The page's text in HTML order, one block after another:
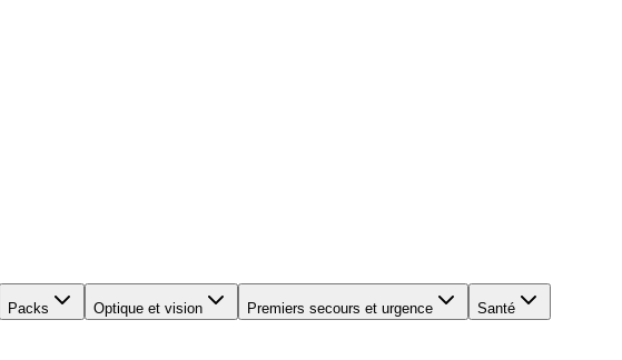
Packs Optique et vision Premiers secours et urgence
Santé